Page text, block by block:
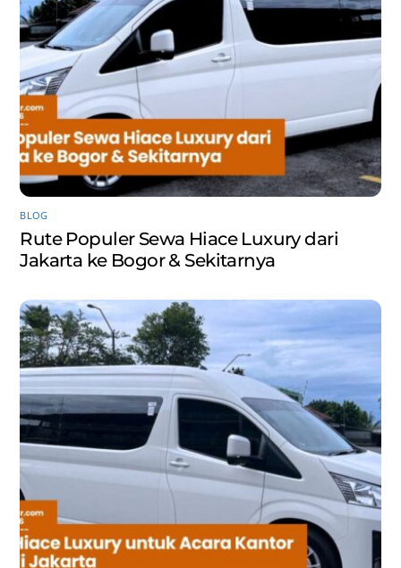
BLOG
Rute Populer Sewa Hiace Luxury dari
Jakarta ke Bogor & Sekitarnya